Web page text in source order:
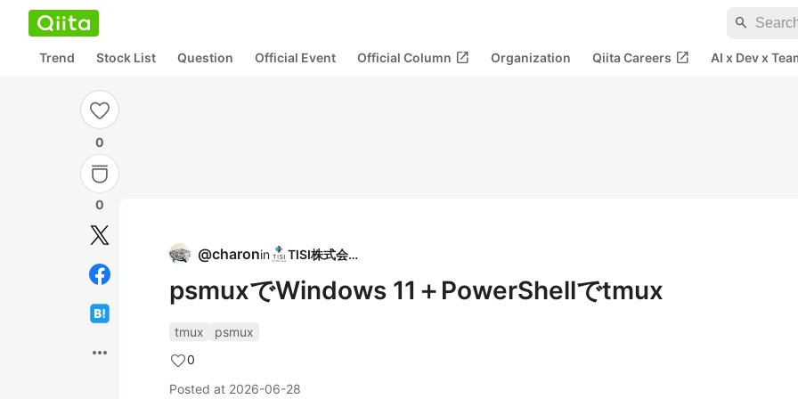
search
Trend Stock List Question Official Event Official Column open_in_new Organization Qiita Careers open_in_new AI x Dev x
0
0
more_horiz
@charonin TISI株式会社
psmuxでWindows 11＋PowerShellでtmux
tmux
psmux
0
Posted at 2026-06-28